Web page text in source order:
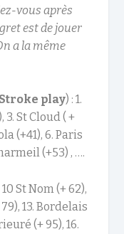
vous après
est de jouer
a la même
play) : 1.
3. St Cloud ( +
(+41), 6. Paris
(+53) , ….
St Nom (+ 62),
13. Bordelais
(+ 95), 16.